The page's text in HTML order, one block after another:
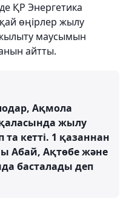
ҚР Энергетика
қай өңірлер жылу
маусымын
айтты.
Ақмола
жылу
кетті. 1 қазаннан
Абай, Ақтөбе және
басталады деп